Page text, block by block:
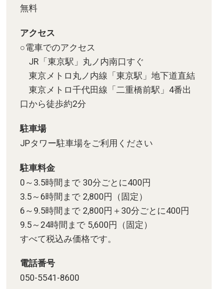
無料
アクセス
○電車でのアクセス
JR「東京駅」丸ノ内南口すぐ
東京メトロ丸ノ内線「東京駅」地下道直結
東京メトロ千代田線「二重橋前駅」4番出
口から徒歩約2分
駐車場
JPタワー駐車場をご利用ください
駐車料金
0～3.5時間まで 30分ごとに400円
3.5～6時間まで 2,800円（固定）
6～9.5時間まで 2,800円＋30分ごとに400円
9.5～24時間まで 5,600円（固定）
すべて税込み価格です。
電話番号
050-5541-8600